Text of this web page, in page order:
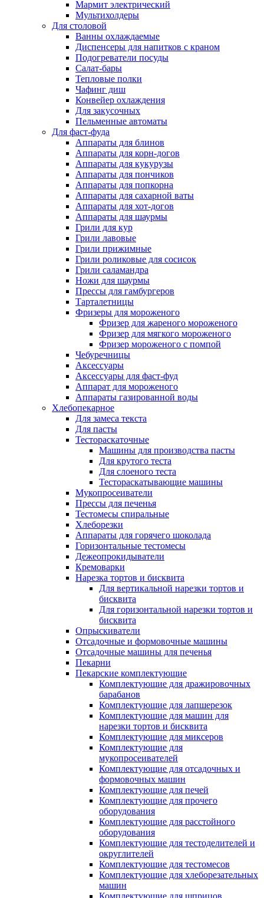
Мармит электрический
Мультихолдеры
Для столовой
Ванны охлаждаемые
Диспенсеры для напитков с краном
Подогреватели посуды
Салат-бары
Тепловые полки
Чафинг диш
Конвейер охлаждения
Для закусочных
Пельменные автоматы
Для фаст-фуда
Аппараты для блинов
Аппараты для корн-догов
Аппараты для кукурузы
Аппараты для пончиков
Аппараты для попкорна
Аппараты для сахарной ваты
Аппараты для хот-догов
Аппараты для шаурмы
Грили для кур
Грили лавовые
Грили прижимные
Грили роликовые для сосисок
Грили саламандра
Ножи для шаурмы
Прессы для гамбургеров
Тарталетницы
Фризеры для мороженого
Фризер для жареного мороженого
Фризер для мягкого мороженого
Фризер мороженого с помпой
Чебуречницы
Аксессуары
Аксессуары для фаст-фуд
Аппарат для мороженого
Аппараты газированной воды
Хлебопекарное
Для замеса текста
Для пасты
Тестораскаточные
Машины для производства пасты
Для крутого теста
Для слоеного теста
Тестораскатывающие машины
Мукопросеиватели
Прессы для печенья
Тестомесы спиральные
Хлеборезки
Аппараты для горячего шоколада
Горизонтальные тестомесы
Дежеопрокидыватели
Кремоварки
Нарезка тортов и бисквита
Для вертикальной нарезки тортов и
бисквита
Для горизонтальной нарезки тортов и
бисквита
Опрыскиватели
Отсадочные и формовочные машины
Отсадочные машины для печенья
Пекарни
Пекарские комплектующие
Комплектующие для дражировочных
барабанов
Комплектующие для лапшерезок
Комплектующие для машин для
нарезки тортов и бисквита
Комплектующие для миксеров
Комплектующие для
мукопросеивателей
Комплектующие для отсадочных и
формовочных машин
Комплектующие для печей
Комплектующие для прочего
оборудования
Комплектующие для расстойного
оборудования
Комплектующие для тестоделителей и
округлителей
Комплектующие для тестомесов
Комплектующие для хлеборезательных
машин
Комплектующие для шприцов